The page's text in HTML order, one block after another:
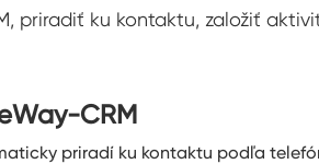
priradiť ku kontaktu, založiť
CRM
priradí ku kontaktu podľa